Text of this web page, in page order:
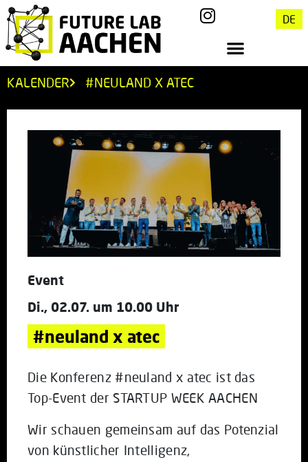
DE
KALENDER #NEULAND X ATEC
Event
Di., 02.07. um 10.00 Uhr
#neuland x atec
Die Konferenz #neuland x atec ist das
Top-Event der STARTUP WEEK AACHEN
Wir schauen gemeinsam auf das Potenzial
von künstlicher Intelligenz,